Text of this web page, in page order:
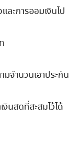
ละการออมเงินไป
จำนวนเอาประกัน
นสดที่สะสมไว้ได้